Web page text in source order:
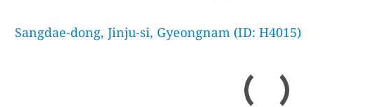
Sangdae-dong, Jinju-si, Gyeongnam (ID: H4015)